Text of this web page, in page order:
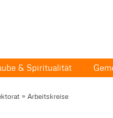
& Spiritualität
» Arbeitskreise